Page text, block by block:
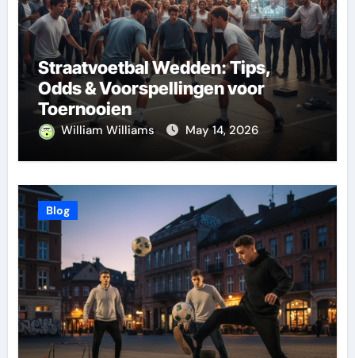
Straatvoetbal Wedden: Tips,
Odds & Voorspellingen voor
Toernooien
William Williams May 14, 2026
Blog